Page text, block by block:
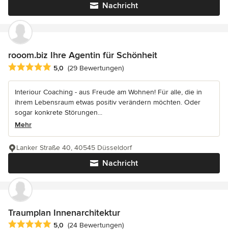
Nachricht
rooom.biz Ihre Agentin für Schönheit
Durchschnittliche Bewertung: 5 von 5 Sternen
5,0 (29 Bewertungen)
Interiour Coaching - aus Freude am Wohnen! Für alle, die in
ihrem Lebensraum etwas positiv verändern möchten. Oder
sogar konkrete Störungen...
Mehr
Nachricht
Lanker Straße 40, 40545 Düsseldorf
Traumplan Innenarchitektur
Durchschnittliche Bewertung: 5 von 5 Sternen
5,0 (24 Bewertungen)